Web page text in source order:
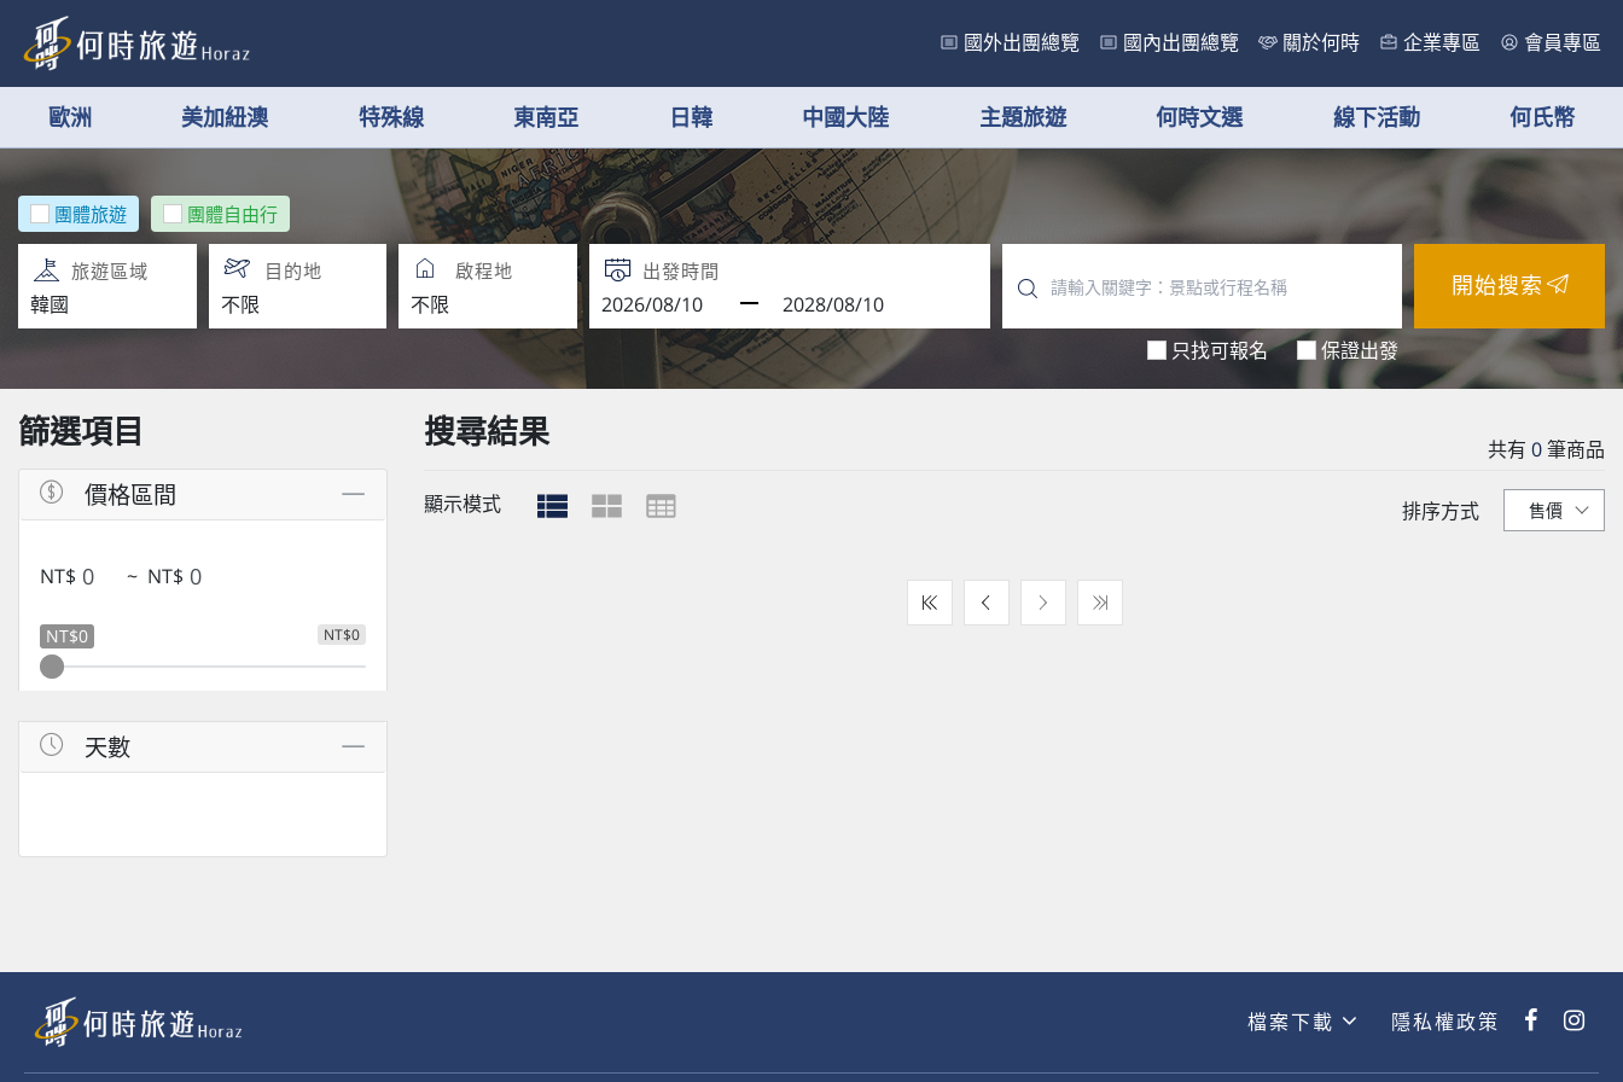
國外出團總覽 國內出團總覽 關於何時 企業專區 會員專區
歐洲 美加紐澳 特殊線 東南亞 日韓 中國大陸 主題旅遊 何時文選 線下活動 何氏幣
團體旅遊 團體自由行
旅遊區域 目的地 啟程地 出發時間
只找可報名 保證出發
開始搜索
篩選項目
價格區間
NT$ ~ NT$
NT$0
NT$0
天數
搜尋結果 共有 0筆商品
顯示模式 排序方式
檔案下載 隱私權政策